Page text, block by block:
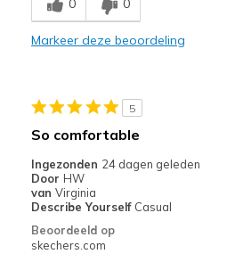
Width
Feels too narrow
Markeer deze beoordeling
5
So comfortable
Ingezonden 24 dagen geleden
Door HW
van Virginia
Describe Yourself Casual
Beoordeeld op
skechers.com